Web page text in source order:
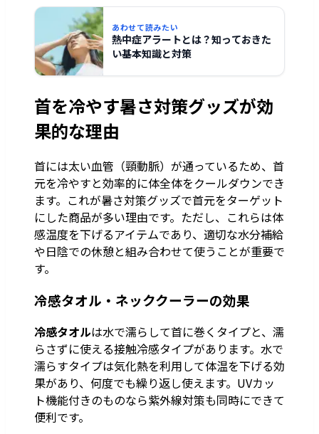
あわせて読みたい
熱中症アラートとは？知っておきた
い基本知識と対策
首を冷やす暑さ対策グッズが効
果的な理由
首には太い血管（頸動脈）が通っているため、首
元を冷やすと効率的に体全体をクールダウンでき
ます。これが暑さ対策グッズで首元をターゲット
にした商品が多い理由です。ただし、これらは体
感温度を下げるアイテムであり、適切な水分補給
や日陰での休憩と組み合わせて使うことが重要で
す。
冷感タオル・ネッククーラーの効果
冷感タオルは水で濡らして首に巻くタイプと、濡
らさずに使える接触冷感タイプがあります。水で
濡らすタイプは気化熱を利用して体温を下げる効
果があり、何度でも繰り返し使えます。UVカッ
ト機能付きのものなら紫外線対策も同時にできて
便利です。